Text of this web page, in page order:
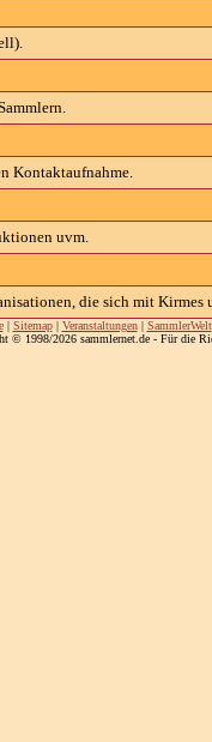
Kontaktaufnahme.
uvm.
die sich mit Kirmes
| Sitemap| Veranstaltungen| SammlerWelt
© 1998/2026 sammlernet.de - Für die